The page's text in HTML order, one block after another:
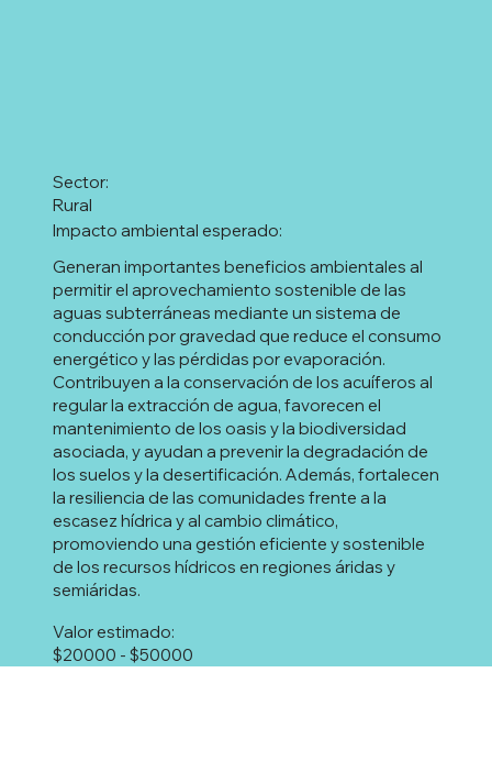
Rural
Sector:
Generan importantes beneficios ambientales al
permitir el aprovechamiento sostenible de las
aguas subterráneas mediante un sistema de
conducción por gravedad que reduce el consumo
energético y las pérdidas por evaporación.
Contribuyen a la conservación de los acuíferos al
regular la extracción de agua, favorecen el
mantenimiento de los oasis y la biodiversidad
asociada, y ayudan a prevenir la degradación de
los suelos y la desertificación. Además, fortalecen
la resiliencia de las comunidades frente a la
escasez hídrica y al cambio climático,
promoviendo una gestión eficiente y sostenible
de los recursos hídricos en regiones áridas y
semiáridas.
Impacto ambiental esperado:
$20000 - $50000
Valor estimado: